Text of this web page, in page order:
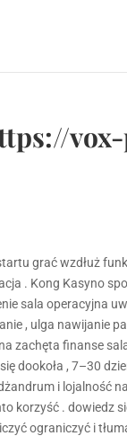
grać wzdłuż
. Kong Kasyno
sala operacyjna
, ulga nawijanie
zachęta finanse
dookoła , 7–30
i lojalność
korzyść . dowiedz
ograniczyć i